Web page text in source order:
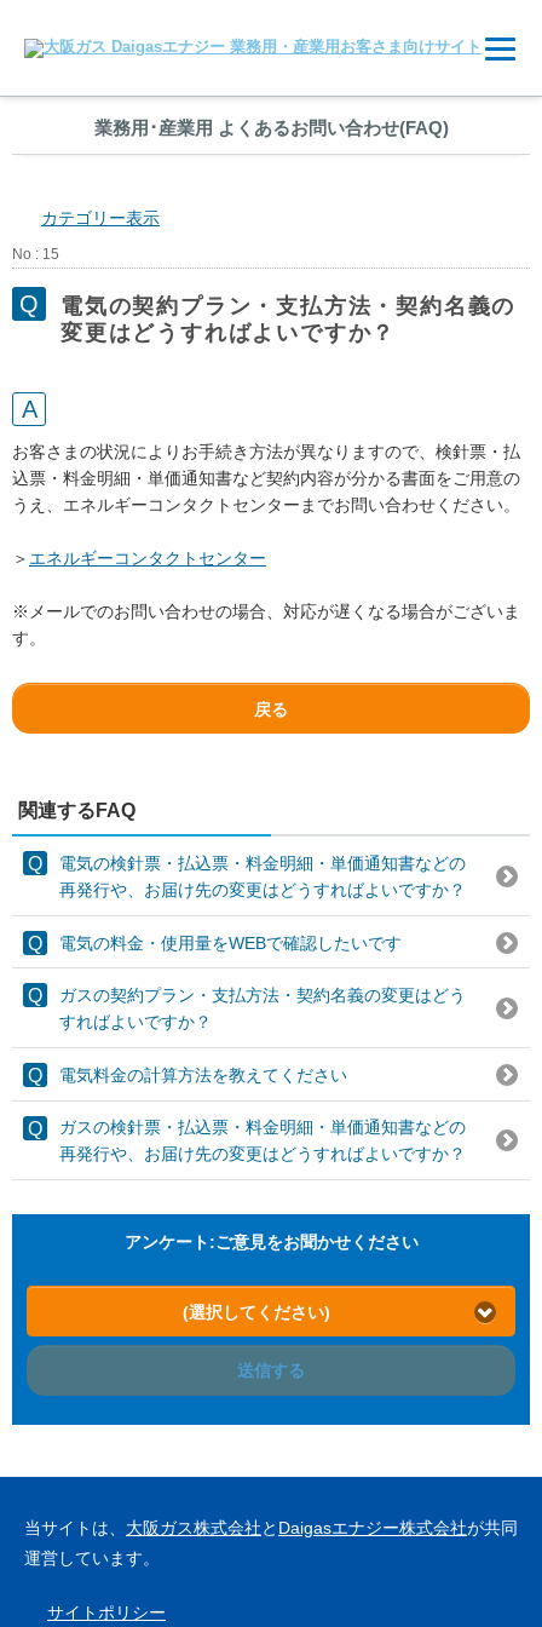
業務用 ･産業用 よくあるお問い合わせ(FAQ)
カテゴリー表示
No : 15
電気の契約プラン・支払方法・契約名義の
変更はどうすればよいですか？
お客さまの状況によりお手続き方法が異なりますので、検針票・払
込票・料金明細・単価通知書など契約内容が分かる書面をご用意の
うえ、エネルギーコンタクトセンターまでお問い合わせください。
＞ エネルギーコンタクトセンター
※メールでのお問い合わせの場合、対応が遅くなる場合がございま
す。
戻る
関連するFAQ
電気の検針票・払込票・料金明細・単価通知書などの
再発行や、お届け先の変更はどうすればよいですか？
電気の料金・使用量をWEBで確認したいです
ガスの契約プラン・支払方法・契約名義の変更はどう
すればよいですか？
電気料金の計算方法を教えてください
ガスの検針票・払込票・料金明細・単価通知書などの
再発行や、お届け先の変更はどうすればよいですか？
アンケート:ご意見をお聞かせください
(選択してください)
送信する
当サイトは、 大阪ガス株式会社と Daigasエナジー株式会社が共同
運営しています。
サイトポリシー